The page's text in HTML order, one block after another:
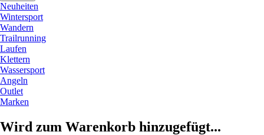
Neuheiten
Wintersport
Wandern
Trailrunning
Laufen
Klettern
Wassersport
Angeln
Outlet
Marken
Wird zum Warenkorb hinzugefügt...